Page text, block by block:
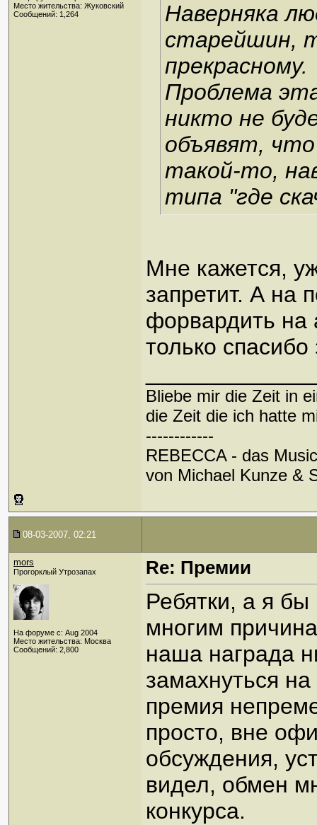
Место жительства: Жуковский
Сообщений: 1,264
Наверняка
старейшин,
прекрасному.
Проблема
никто не
объявят,
такой-то,
типа "где
Мне кажется,
запретит. А на
форвардить
только
Bliebe mir die Zeit in
die Zeit die ich hatte
------------
REBECCA - das
von Michael Kunze &
08-03-2007, 02:21
mors
Прогорклый Утрозапах
На форуме с: Aug 2004
Место жительства: Москва
Сообщений: 2,800
Re: Премии
Ребятки, а я бы
многим
наша награда
замахнуться
премия
просто, вне
обсуждения,
видел, обмен
конкурса.